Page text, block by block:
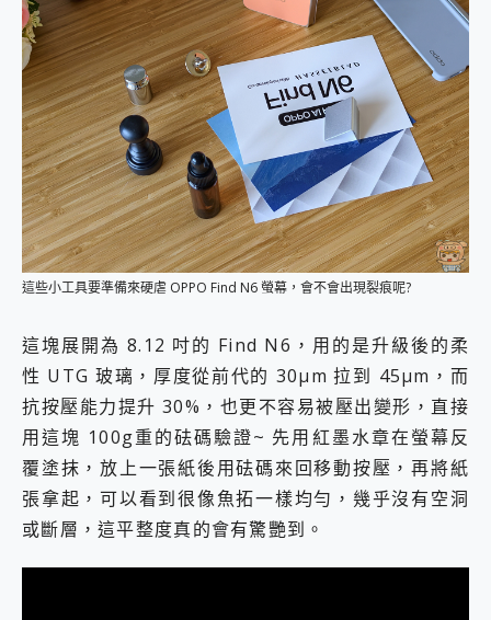
這些小工具要準備來硬虐 OPPO Find N6 螢幕，會不會出現裂痕呢?
這塊展開為 8.12 吋的 Find N6，用的是升級後的柔
性 UTG 玻璃，厚度從前代的 30µm 拉到 45µm，而
抗按壓能力提升 30%，也更不容易被壓出變形，直接
用這塊 100g重的砝碼驗證~ 先用紅墨水章在螢幕反
覆塗抹，放上一張紙後用砝碼來回移動按壓，再將紙
張拿起，可以看到很像魚拓一樣均勻，幾乎沒有空洞
或斷層，這平整度真的會有驚艷到。